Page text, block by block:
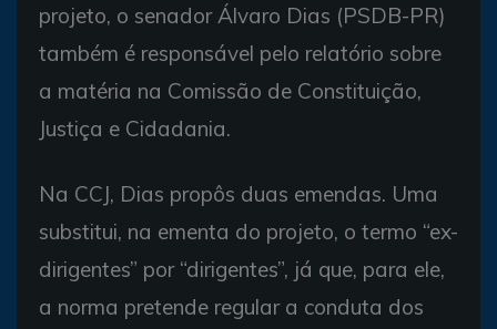
projeto, o senador Álvaro Dias (PSDB-PR)
também é responsável pelo relatório sobre
a matéria na Comissão de Constituição,
Justiça e Cidadania.
Na CCJ, Dias propôs duas emendas. Uma
substitui, na ementa do projeto, o termo “ex-
dirigentes” por “dirigentes”, já que, para ele,
a norma pretende regular a conduta dos